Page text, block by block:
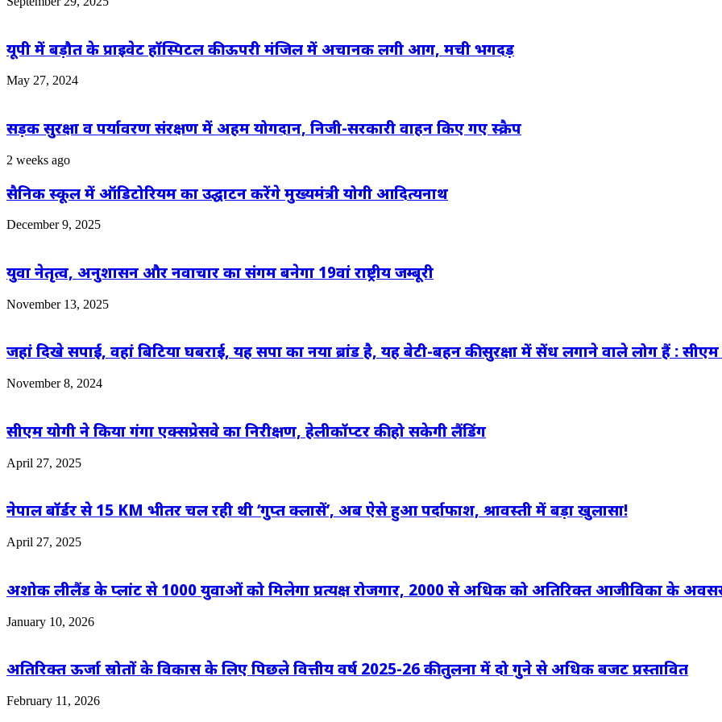
यूपी में बड़ौत के प्राइवेट हॉस्पिटल की ऊपरी मंजिल में अचानक लगी आग, मची भगदड़
May 27, 2024
सड़क सुरक्षा व पर्यावरण संरक्षण में अहम योगदान, निजी-सरकारी वाहन किए गए स्क्रैप
2 weeks ago
सैनिक स्कूल में ऑडिटोरियम का उद्घाटन करेंगे मुख्यमंत्री योगी आदित्यनाथ
December 9, 2025
युवा नेतृत्व, अनुशासन और नवाचार का संगम बनेगा 19वां राष्ट्रीय जम्बूरी
November 13, 2025
जहां दिखे सपाई, वहां बिटिया घबराई, यह सपा का नया ब्रांड है, यह बेटी-बहन की सुरक्षा में सेंध लगाने वाले लोग हैं : सीएम
November 8, 2024
सीएम योगी ने किया गंगा एक्सप्रेसवे का निरीक्षण, हेलीकॉप्टर की हो सकेगी लैंडिंग
April 27, 2025
नेपाल बॉर्डर से 15 KM भीतर चल रही थी ‘गुप्त क्लासें’, अब ऐसे हुआ पर्दाफाश, श्रावस्ती में बड़ा खुलासा!
April 27, 2025
अशोक लीलैंड के प्लांट से 1000 युवाओं को मिलेगा प्रत्यक्ष रोजगार, 2000 से अधिक को अतिरिक्त आजीविका के
January 10, 2026
अतिरिक्त ऊर्जा स्रोतों के विकास के लिए पिछले वित्तीय वर्ष 2025-26 की तुलना में दो गुने से अधिक बजट प्रस्तावित
February 11, 2026